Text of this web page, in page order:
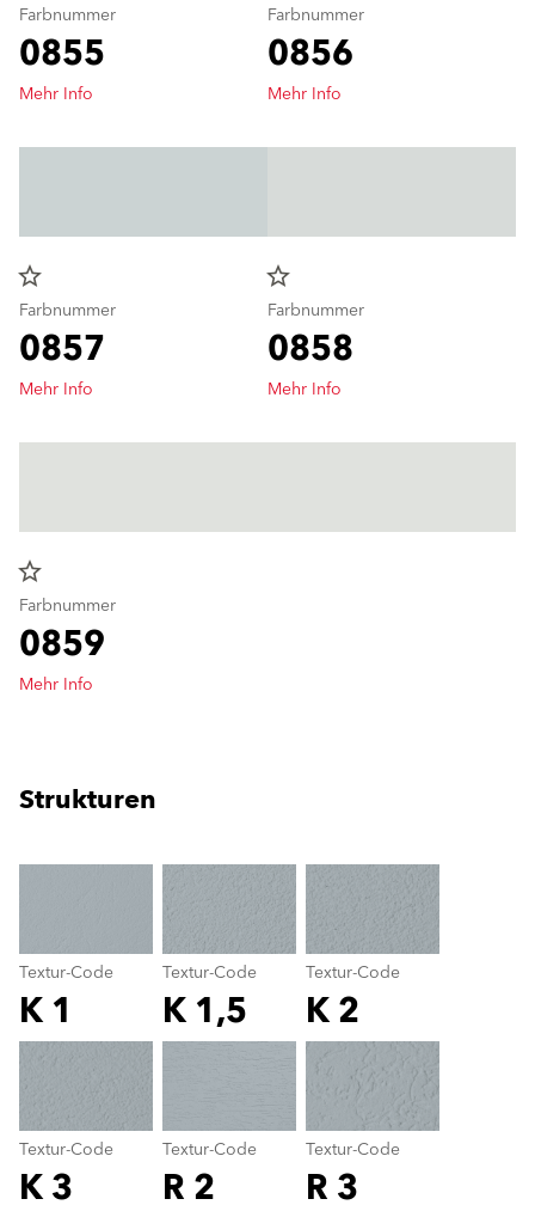
Farbnummer
0855
Mehr Info
Farbnummer
0856
Mehr Info
star_border
Farbnummer
0857
Mehr Info
star_border
Farbnummer
0858
Mehr Info
star_border
Farbnummer
0859
Mehr Info
Strukturen
Textur-Code
K 1
Textur-Code
K 1,5
Textur-Code
K 2
Textur-Code
K 3
Textur-Code
R 2
Textur-Code
R 3
Textur-Code
color_name